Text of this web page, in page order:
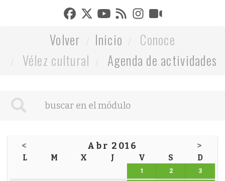
Volver Inicio
Conoce
Vélez cultural
Agenda de actividades
< Abr 2016 >
L M X J V S D
1 2 3